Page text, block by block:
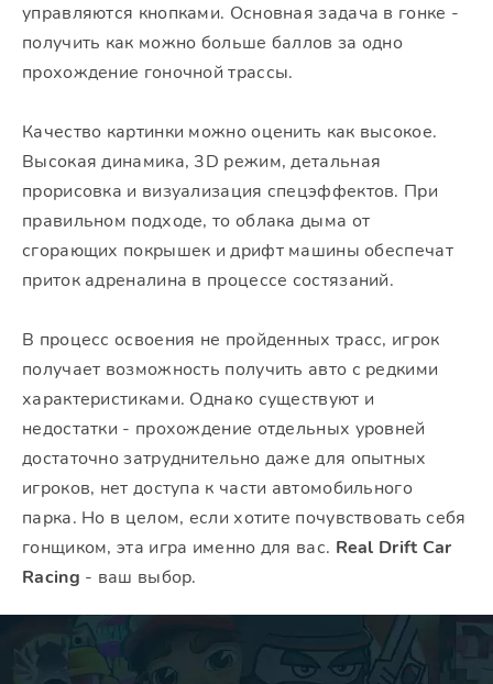
управляются кнопками. Основная задача в гонке -
получить как можно больше баллов за одно
прохождение гоночной трассы.
Качество картинки можно оценить как высокое.
Высокая динамика, 3D режим, детальная
прорисовка и визуализация спецэффектов. При
правильном подходе, то облака дыма от
сгорающих покрышек и дрифт машины обеспечат
приток адреналина в процессе состязаний.
В процесс освоения не пройденных трасс, игрок
получает возможность получить авто с редкими
характеристиками. Однако существуют и
недостатки - прохождение отдельных уровней
достаточно затруднительно даже для опытных
игроков, нет доступа к части автомобильного
парка. Но в целом, если хотите почувствовать себя
гонщиком, эта игра именно для вас. Real Drift Car
Racing - ваш выбор.